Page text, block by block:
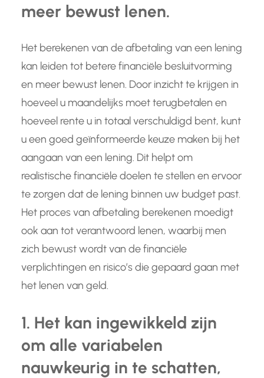
meer bewust lenen.
Het berekenen van de afbetaling van een lening
kan leiden tot betere financiële besluitvorming
en meer bewust lenen. Door inzicht te krijgen in
hoeveel u maandelijks moet terugbetalen en
hoeveel rente u in totaal verschuldigd bent, kunt
u een goed geïnformeerde keuze maken bij het
aangaan van een lening. Dit helpt om
realistische financiële doelen te stellen en ervoor
te zorgen dat de lening binnen uw budget past.
Het proces van afbetaling berekenen moedigt
ook aan tot verantwoord lenen, waarbij men
zich bewust wordt van de financiële
verplichtingen en risico’s die gepaard gaan met
het lenen van geld.
1. Het kan ingewikkeld zijn
om alle variabelen
nauwkeurig in te schatten,